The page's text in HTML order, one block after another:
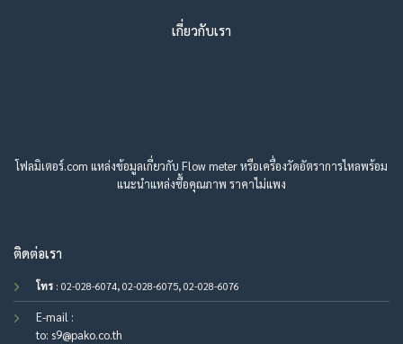
เกี่ยวกับเรา
โฟลมิเตอร์.com แหล่งข้อมูลเกี่ยวกับ Flow meter หรือเครื่องวัดอัตราการไหลพร้อม
แนะนำแหล่งซื้อคุณภาพ ราคาไม่แพง
ติดต่อเรา
โทร: 02-028-6074, 02-028-6075, 02-028-6076
E-mail :
to: s9@pako.co.th